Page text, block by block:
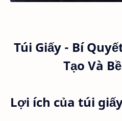
Túi Giấy - Bí
Tạo Và
Lợi ích của túi